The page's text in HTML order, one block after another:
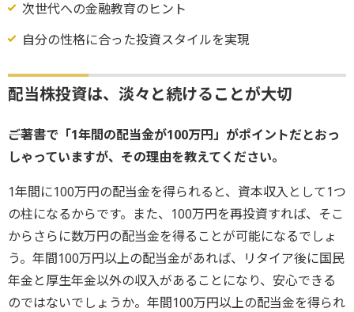
次世代への金融教育のヒント
自分の性格に合った投資スタイルを実現
配当株投資は、淡々と続けることが大切
――ご著書で「1年間の配当金が100万円」がポイントだとおっ
しゃっていますが、その理由を教えてください。
1年間に100万円の配当金を得られると、資本収入として1つ
の柱になるからです。また、100万円を再投資すれば、そこ
からさらに数万円の配当金を得ることが可能になるでしょ
う。年間100万円以上の配当金があれば、リタイア後に国民
年金と厚生年金以外の収入があることになり、安心できる
のではないでしょうか。年間100万円以上の配当金を得られ